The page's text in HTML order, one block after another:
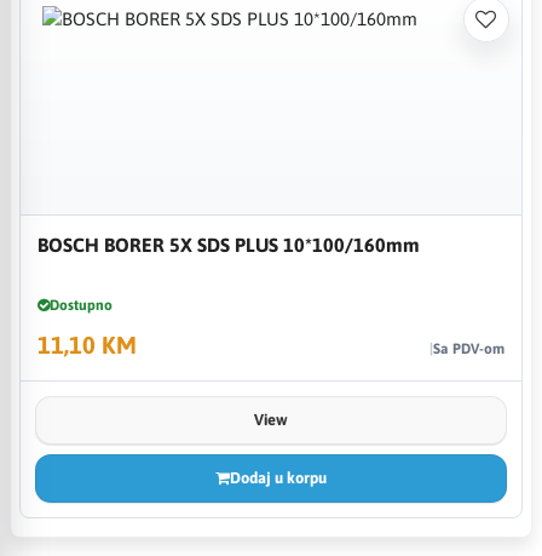
BOSCH BORER 5X SDS PLUS 10*100/160mm
Dostupno
11,10 KM Sa PDV-om
View
Dodaj u korpu